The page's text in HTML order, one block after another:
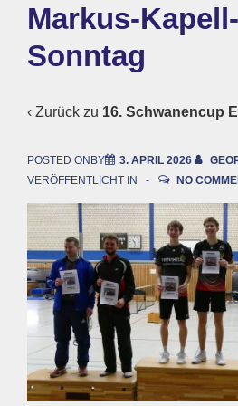
Markus-
Sonntag
‹ Zurück zu 16. Schwanencup
POSTED ONBY 3. APRIL 2026
VERÖFFENTLICHT IN
NO